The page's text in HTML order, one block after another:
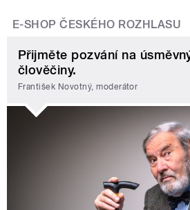
E-SHOP ČESKÉHO ROZHLASU
Přijměte pozvání na
člověčiny.
František Novotný, moderátor